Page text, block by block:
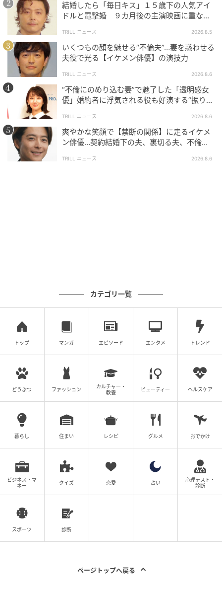
応援を、応援の顔をしないまま手渡してくる構造。そ
れが、この曲をいわゆる「応援ソング」の棚から一歩
外へ連れ出している。明るさのなかにいる人の、いく
らか軽い背中の押し方。30代に入ってからの胸の高鳴
りに、勢いだけで突っ込んでくる激励はかえって重
い。この温度の低さこそが、長く愛されてきた一番の
理由に映る。
懐古ではなく現在進行形のハンドルの横で
30年前の夏に鳴り出した一曲が、いまも同じ温度で鳴
行けと、この曲はまだ歌っている。
※この記事は執筆時点の情報に基づいています。
次の記事
#1 送迎のバスから「娘が降りてきてませ
ん」
結婚したら「毎日キス」１５歳下の人気アイ
ドルと電撃婚 ９カ月後の主演映画に重なっ
TRILL ニュース 2026.8.5
いくつもの顔を魅せる“不倫夫”…妻を惑わせる
夫役で光る【イケメン俳優】の演技力
TRILL ニュース 2026.8.6
“不倫にのめり込む妻”で魅了した「透明感女
優」婚約者に浮気される役も好演する“振り
TRILL ニュース 2026.8.6
爽やかな笑顔で【禁断の関係】に走るイケメ
ン俳優…契約結婚下の夫、裏切る夫、不倫相
TRILL ニュース 2026.8.6
カテゴリ一覧
トップ マンガ エピソード エンタメ トレンド
どうぶつ ファッション
カルチャー・
教養
ビューティー ヘルスケア
暮らし 住まい レシピ グルメ おでかけ
ビジネス・マ
ネー
クイズ 恋愛 占い
心理テスト・
診断
スポーツ 診断
ページトップへ戻る